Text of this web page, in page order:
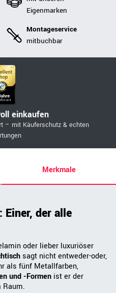
Eigenmarken
Montageservice
mitbuchbar
einkaufen
– mit Käuferschutz & echten
Merkmale
Einer, der alle
oder lieber luxuriöser
sagt nicht entweder-oder,
als fünf Metallfarben,
und -Formen ist er der
Raum.